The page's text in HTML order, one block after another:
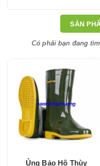
SẢN
Có phải bạn đang
Ủng Bảo Hộ Thùy